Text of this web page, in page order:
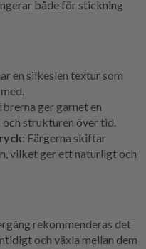
både för stickning
en silkeslen textur som
ger garnet en
strukturen över tid.
: Färgerna skiftar
vilket ger ett naturligt och
rekommenderas det
och växla mellan dem